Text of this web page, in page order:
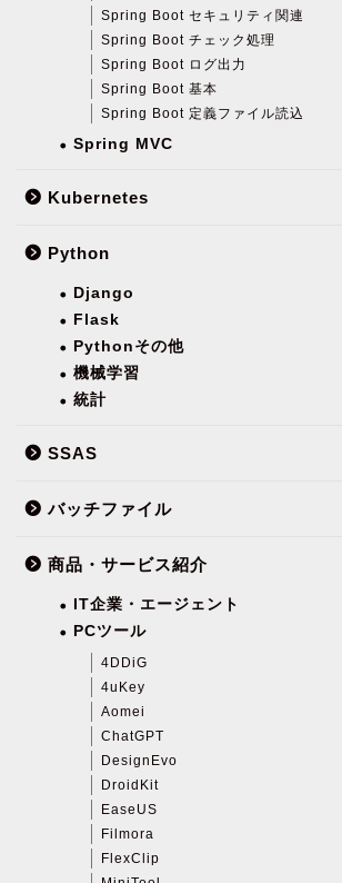
Spring Boot セキュリティ関連
Spring Boot チェック処理
Spring Boot ログ出力
Spring Boot 基本
Spring Boot 定義ファイル読込
Spring MVC
Kubernetes
Python
Django
Flask
Pythonその他
機械学習
統計
SSAS
バッチファイル
商品・サービス紹介
IT企業・エージェント
PCツール
4DDiG
4uKey
Aomei
ChatGPT
DesignEvo
DroidKit
EaseUS
Filmora
FlexClip